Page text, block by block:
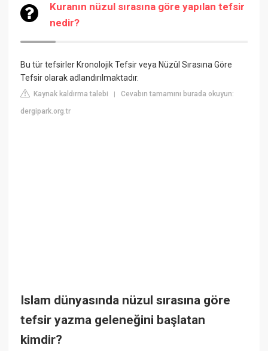
Kuranın nüzul sırasına göre yapılan tefsir
nedir?
Bu tür tefsirler Kronolojik Tefsir veya Nüzûl Sırasına Göre
Tefsir olarak adlandırılmaktadır.
Kaynak kaldırma talebi |Cevabın tamamını burada okuyun:
dergipark.org.tr
Islam dünyasında nüzul sırasına göre
tefsir yazma geleneğini başlatan
kimdir?